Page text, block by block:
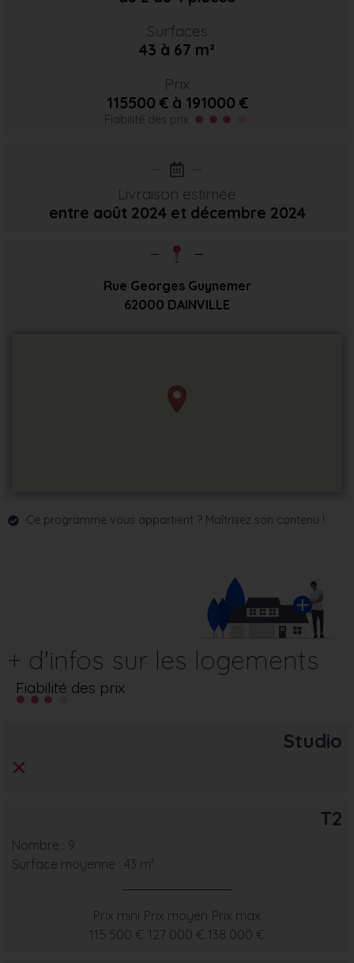
Surfaces
43 à 67 m²
Prix
115500 € à 191000 €
Fiabilité des prix
Livraison estimée
entre août 2024 et décembre 2024
Rue Georges Guynemer
62000 DAINVILLE
Ce programme vous appartient ? Maîtrisez son contenu !
+ d'infos sur les logements
Fiabilité des prix
Studio
T2
Nombre : 9
Surface moyenne : 43 m²
Prix mini
115 500 €
Prix moyen
127 000 €
Prix max
138 000 €